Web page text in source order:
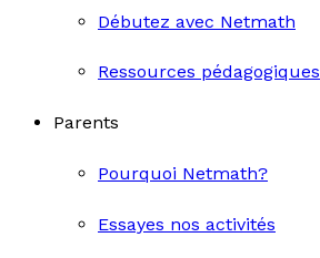
Débutez avec Netmath
Ressources pédagogiques
Parents
Pourquoi Netmath?
Essayes nos activités